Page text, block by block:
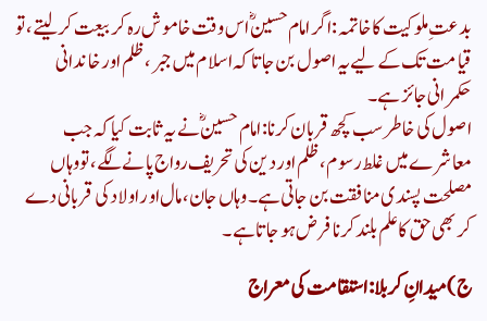
​بدعتِ ملوکیت کا خاتمہ: اگر امام حسینؓ اس وقت خاموش رہ کر بیعت کر لیتے، تو
قیامت تک کے لیے یہ اصول بن جاتا کہ اسلام میں جبر، ظلم اور خاندانی
حکمرانی جائز ہے۔
​اصول کی خاطر سب کچھ قربان کرنا: امام حسینؓ نے یہ ثابت کیا کہ جب
معاشرے میں غلط رسوم، ظلم اور دین کی تحریف رواج پانے لگے، تو وہاں
مصلحت پسندی منافقت بن جاتی ہے۔ وہاں جان، مال اور اولاد کی قربانی دے
کر بھی حق کا علم بلند کرنا فرض ہو جاتا ہے۔
​ج) میدانِ کربلا: استقامت کی معراج